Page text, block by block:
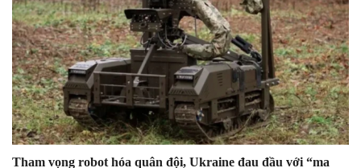
Tham vọng robot hóa quân đội, Ukraine đau đầu với “ma